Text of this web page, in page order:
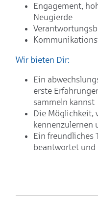
Engagement,
Neugierde
Wir bieten Dir:
Ein
erste
sammeln kannst
Die Möglichkeit,
kennenzulernen
Ein freundliches
beantwortet